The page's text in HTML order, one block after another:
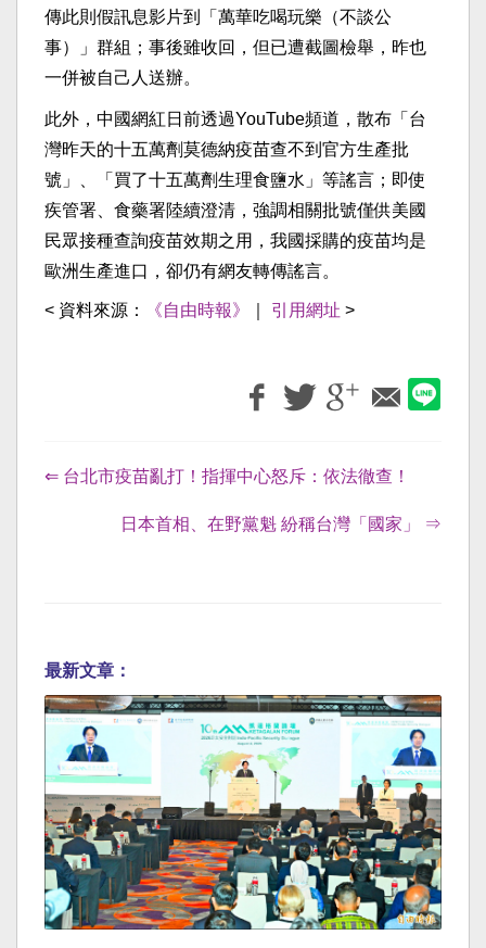
傳此則假訊息影片到「萬華吃喝玩樂（不談公
事）」群組；事後雖收回，但已遭截圖檢舉，昨也
一併被自己人送辦。
此外，中國網紅日前透過YouTube頻道，散布「台
灣昨天的十五萬劑莫德納疫苗查不到官方生產批
號」、「買了十五萬劑生理食鹽水」等謠言；即使
疾管署、食藥署陸續澄清，強調相關批號僅供美國
民眾接種查詢疫苗效期之用，我國採購的疫苗均是
歐洲生產進口，卻仍有網友轉傳謠言。
< 資料來源： 《自由時報》 引用網址 >
⇐ 台北市疫苗亂打！指揮中心怒斥：依法徹查！
日本首相、在野黨魁 紛稱台灣「國家」 ⇒
最新文章：